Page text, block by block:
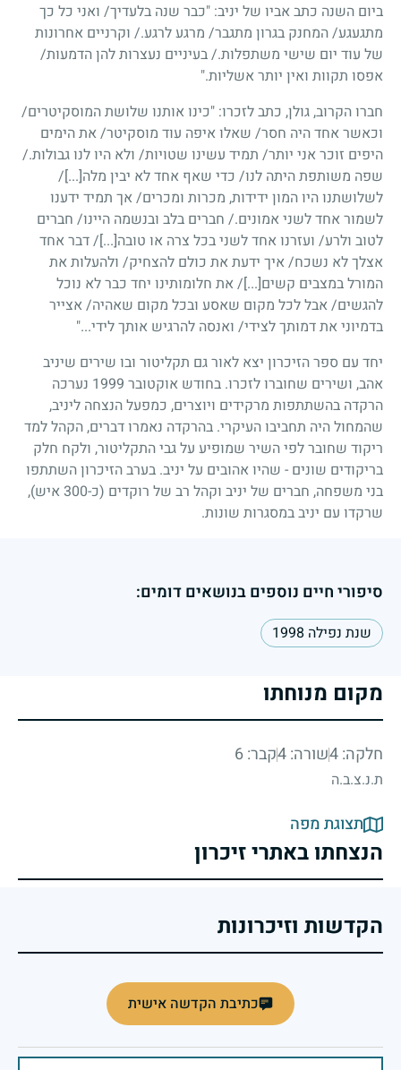
ביום השנה כתב אביו של יניב: "כבר שנה בלעדיך/ ואני כל כך
מתגעגע/המחנק בגרון מתגבר/ מרגע לרגע./ וקרניים אחרונות
של עוד יום שישי משתפלות./ בעיניים נעצרות להן הדמעות/
אפסו תקוות ואין יותר אשליות."
חברו הקרוב, גולן, כתב לזכרו: "כינו אותנו שלושת המוסקיטרים/
וכאשר אחד היה חסר/ שאלו איפה עוד מוסקיטר/את הימים
היפים זוכר אני יותר/ תמיד עשינו שטויות/ ולא היו לנו גבולות./
שפה משותפת היתה לנו/ כדי שאף אחד לא יבין מלה[...]/
לשלושתנו היו המון ידידות, מכרות ומכרים/אך תמיד ידענו
לשמור אחד לשני אמונים./ חברים בלב ובנשמה היינו/ חברים
לטוב ולרע/ ועזרנו אחד לשני בכל צרה או טובה[...]/דבר אחד
אצלך לא נשכח/איך ידעת את כולם להצחיק/ ולהעלות את
המורל במצבים קשים[...]/את חלומותינו יחד כבר לא נוכל
להגשים/אבל לכל מקום שאסע ובכל מקום שאהיה/אצייר
בדמיוני את דמותך לצידי/ ואנסה להרגיש אותך לידי..."
יחד עם ספר הזיכרון יצא לאור גם תקליטור ובו שירים שיניב
אהב, ושירים שחוברו לזכרו. בחודש אוקטובר 1999 נערכה
הרקדה בהשתתפות מרקידים ויוצרים, כמפעל הנצחה ליניב,
שהמחול היה תחביבו העיקרי. בהרקדה נאמרו דברים, הקהל למד
ריקוד שחובר לפי השיר שמופיע על גבי התקליטור, ולקח חלק
בריקודים שונים - שהיו אהובים על יניב. בערב הזיכרון השתתפו
בני משפחה, חברים של יניב וקהל רב של רוקדים (כ-300איש),
שרקדו עם יניב במסגרות שונות.
סיפורי חיים נוספים בנושאים דומים:
שנת נפילה 1998
מקום מנוחתו
חלקה: 4 שורה: 4 קבר: 6
ת.נ.צ.ב.ה
תצוגת מפה
הנצחתו באתרי זיכרון
הקדשות וזיכרונות
כתיבת הקדשה אישית